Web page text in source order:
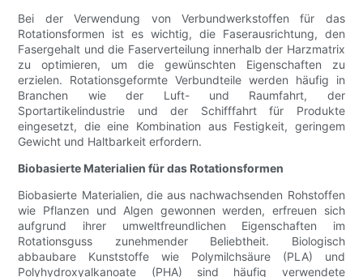
Bei der Verwendung von Verbundwerkstoffen für das
Rotationsformen ist es wichtig, die Faserausrichtung, den
Fasergehalt und die Faserverteilung innerhalb der Harzmatrix
zu optimieren, um die gewünschten Eigenschaften zu
erzielen. Rotationsgeformte Verbundteile werden häufig in
Branchen wie der Luft- und Raumfahrt, der
Sportartikelindustrie und der Schifffahrt für Produkte
eingesetzt, die eine Kombination aus Festigkeit, geringem
Gewicht und Haltbarkeit erfordern.
Biobasierte Materialien für das Rotationsformen
Biobasierte Materialien, die aus nachwachsenden Rohstoffen
wie Pflanzen und Algen gewonnen werden, erfreuen sich
aufgrund ihrer umweltfreundlichen Eigenschaften im
Rotationsguss zunehmender Beliebtheit. Biologisch
abbaubare Kunststoffe wie Polymilchsäure (PLA) und
Polyhydroxyalkanoate (PHA) sind häufig verwendete